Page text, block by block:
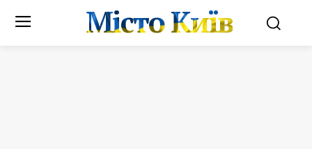
Місто Київ